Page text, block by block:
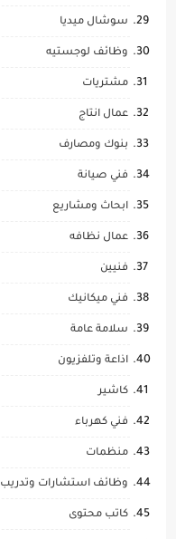
سوشال ميديا
وظائف لوجستيه
مشتريات
عمال انتاج
بنوك ومصارف
فني صيانة
ابحاث ومشاريع
عمال نظافه
فنيين
فني ميكانيك
سلامة عامة
اذاعة وتلفزيون
كاشير
فني كهرباء
منظمات
وظائف استشارات وتدريب
كاتب محتوى